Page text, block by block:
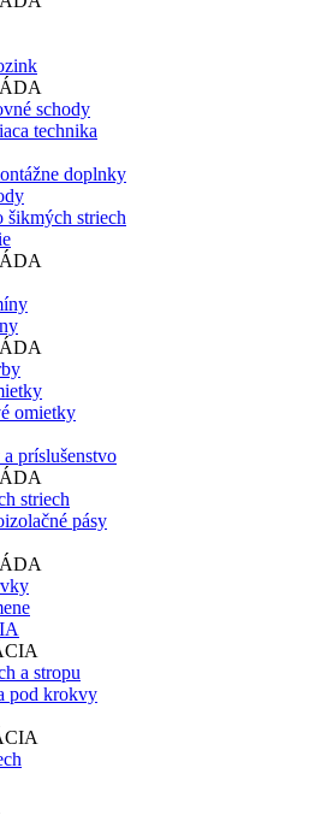
schody
technika
doplnky
šikmých striech
omietky
príslušenstvo
striech
pásy
a stropu
pod krokvy